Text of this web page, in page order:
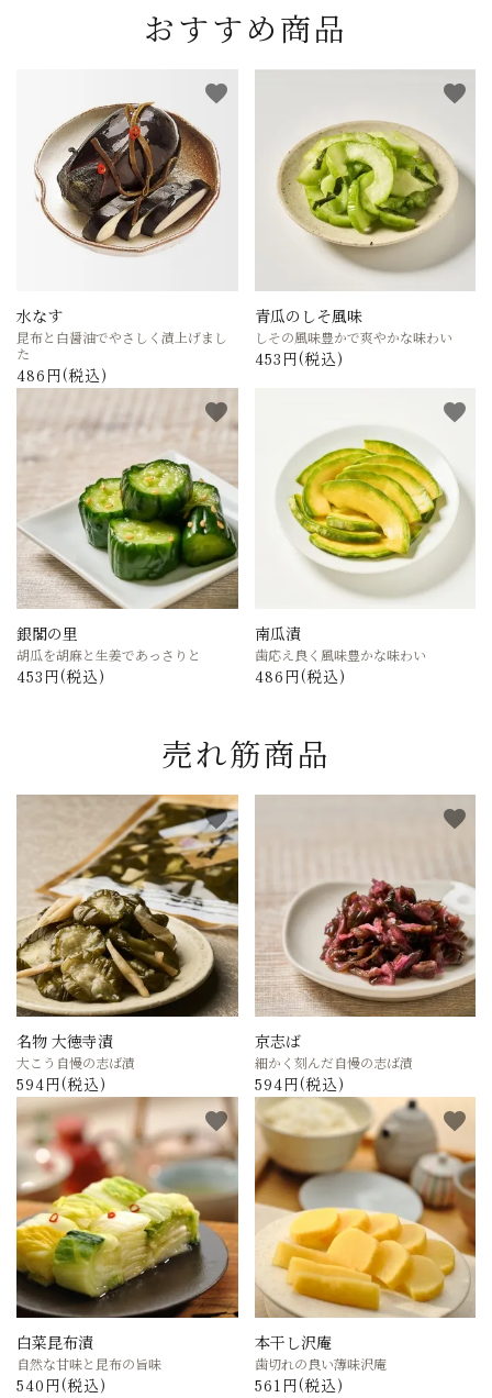
おすすめ商品
水なす
昆布と白醤油でやさしく漬上げまし
た
486円(税込)
favorite
青瓜のしそ風味
しその風味豊かで爽やかな味わい
453円(税込)
favorite
銀閣の里
胡瓜を胡麻と生姜であっさりと
453円(税込)
favorite
南瓜漬
歯応え良く風味豊かな味わい
486円(税込)
favorite
売れ筋商品
名物 大徳寺漬
大こう自慢の志ば漬
594円(税込)
favorite
京志ば
細かく刻んだ自慢の志ば漬
594円(税込)
favorite
白菜昆布漬
自然な甘味と昆布の旨味
540円(税込)
favorite
本干し沢庵
歯切れの良い薄味沢庵
561円(税込)
favorite